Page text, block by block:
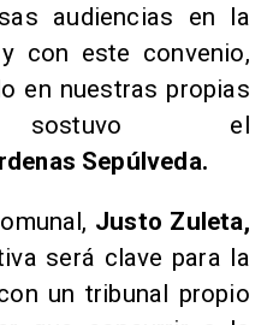
audiencias en la
con este convenio,
en nuestras propias
sostuvo el
Sepúlveda.
Justo Zuleta,
será clave para la
un tribunal propio